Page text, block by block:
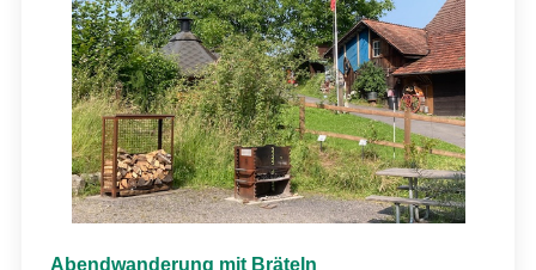
Abendwanderung mit Bräteln